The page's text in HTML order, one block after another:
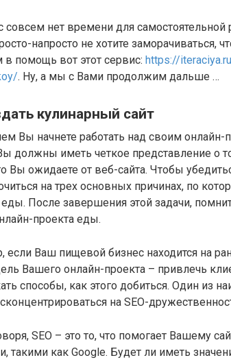
совсем нет времени для
напросто не хотите заморачиваться,
в помощь вот этот сервис: https://
. Ну, а мы с Вами продолжим дальше …
кулинарный сайт
Вы начнете работать над своим онлайн-
должны иметь четкое представление о
Вы ожидаете от веб-сайта. Чтобы
на трех основных причинах, по
После завершения этой задачи,
проекта еды.
если Ваш пищевой бизнес находится на
Вашего онлайн-проекта – привлечь
способы, как этого добиться. Один из
на SEO-
SEO – это то, что помогает Вашему
такими как Google. Будет ли иметь